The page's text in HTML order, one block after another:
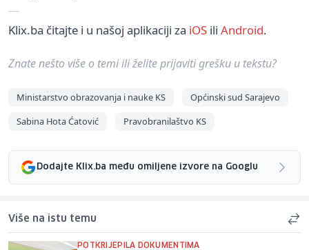
Klix.ba čitajte i u našoj aplikaciji za iOS ili Android.
Znate nešto više o temi ili želite prijaviti grešku u tekstu?
Ministarstvo obrazovanja i nauke KS
Općinski sud Sarajevo
Sabina Hota Ćatović
Pravobranilaštvo KS
Dodajte Klix.ba među omiljene izvore na Googlu
Više na istu temu
POTKRIJEPILA DOKUMENTIMA